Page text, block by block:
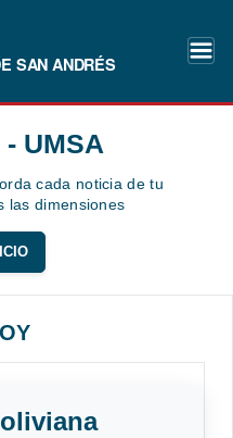
SAN ANDRÉS
- UMSA
cada noticia de tu
las dimensiones